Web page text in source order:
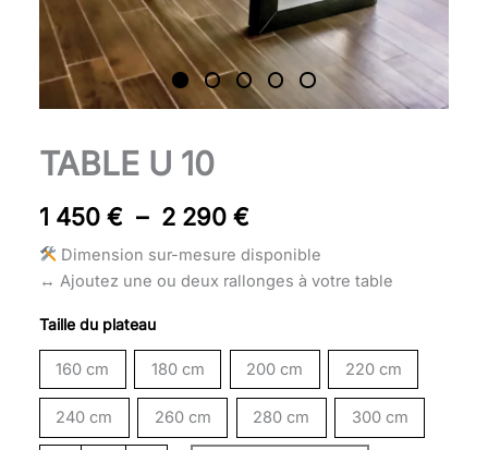
TABLE U 10
1 450 € – 2 290 €
1
à
2
290 €
Dimension sur-mesure disponible
↔️ Ajoutez une ou deux rallonges à votre table
Taille du plateau
160 cm 180 cm 200 cm 220 cm
240 cm 260 cm 280 cm 300 cm
quantité
de
U